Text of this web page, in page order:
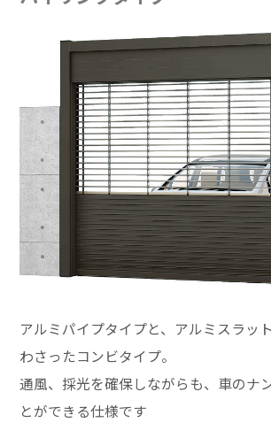
アルミパイプタイプと、アルミスラッ
わさったコンビタイプ。
通風、採光を確保しながらも、車のナ
とができる仕様です